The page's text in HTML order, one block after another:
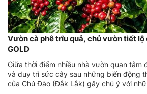
Vườn cà phê trĩu quả, chủ vườn tiết
GOLD
Giữa thời điểm nhiều nhà vườn quan tâm
và duy trì sức cây sau những biến động
của Chú Đào (Đắk Lắk) gây chú ý với